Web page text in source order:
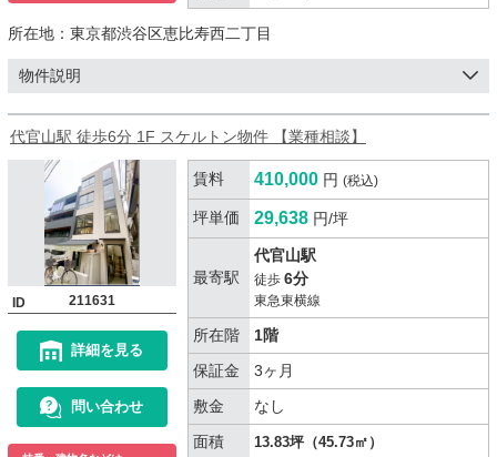
所在地： 東京都渋谷区恵比寿西二丁目
物件説明
代官山駅 徒歩6分 1F スケルトン物件 【業種相談】
ID 211631
詳細を見る
問い合わせ
賃料 410,000 円 (税込)
坪単価 29,638 円/坪
最寄駅
代官山駅
徒歩 6分
東急東横線
所在階
1階
保証金
3ヶ月
敷金
なし
面積
13.83坪（45.73㎡）